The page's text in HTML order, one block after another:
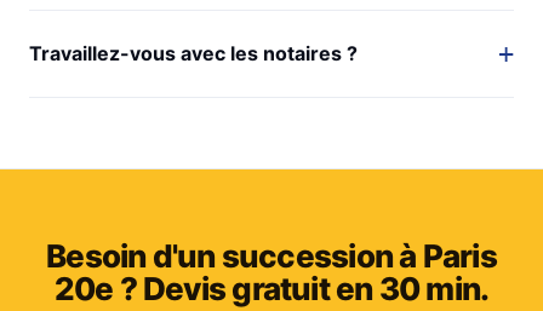
Travaillez-vous avec les notaires ?
Besoin d'un succession à Paris
20e ? Devis gratuit en 30 min.